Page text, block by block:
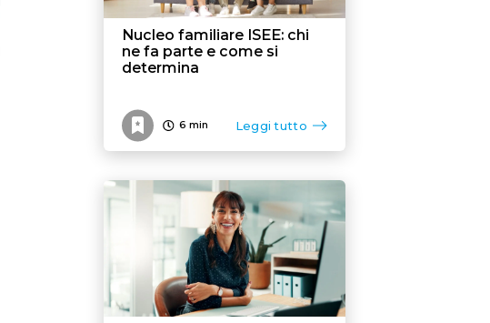
Nucleo familiare ISEE: chi
ne fa parte e come si
determina
6 min Leggi tutto